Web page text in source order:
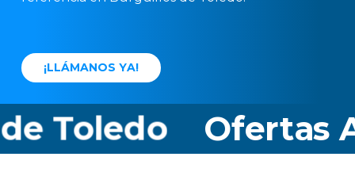
¡LLÁMANOS YA!
Toledo Ofertas